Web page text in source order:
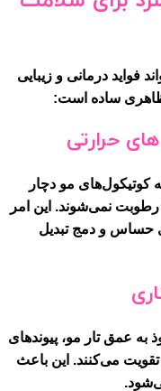
فواید درمانی و زیبایی
ظاهری ساده است:
کوتیکول‌های مو دچار
نمی‌شوند. این امر
حساس و دمج تبدیل
به عمق تار مو، پیوندهای
می‌کنند. این باعث